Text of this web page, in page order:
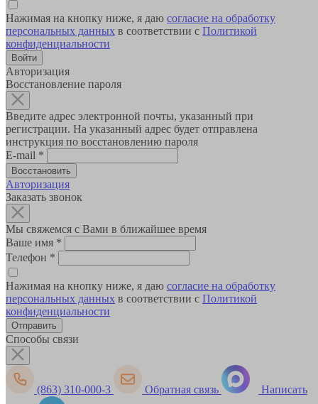
Нажимая на кнопку ниже, я даю согласие на обработку
персональных данных в соответствии с Политикой
конфиденциальности
Авторизация
Восстановление пароля
Введите адрес электронной почты, указанный при
регистрации. На указанный адрес будет отправлена
инструкция по восстановлению пароля
E-mail *
Авторизация
Заказать звонок
Мы свяжемся с Вами в ближайшее время
Ваше имя *
Телефон *
Нажимая на кнопку ниже, я даю согласие на обработку
персональных данных в соответствии с Политикой
конфиденциальности
Способы связи
(863) 310-000-3 Обратная связь Написать